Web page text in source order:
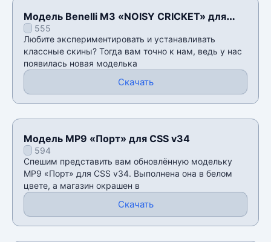
Модель Benelli M3 «NOISY CRICKET» для
CSS v34
555
Любите экспериментировать и устанавливать
классные скины? Тогда вам точно к нам, ведь у нас
появилась новая моделька
Скачать
Модель MP9 «Порт» для CSS v34
594
Спешим представить вам обновлённую модельку
MP9 «Порт» для CSS v34. Выполнена она в белом
цвете, а магазин окрашен в
Скачать